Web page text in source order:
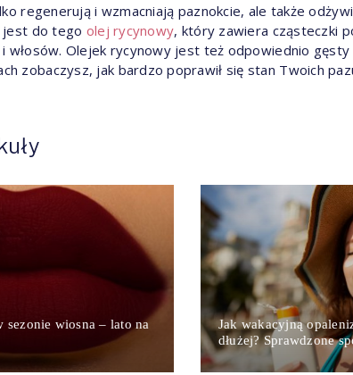
regenerują i wzmacniają paznokcie, ale także
jest do tego olej rycynowy, który zawiera cząsteczki
włosów. Olejek rycynowy jest też odpowiednio gęsty
zobaczysz, jak bardzo poprawił się stan Twoich
wiosna – lato na
Jak wakacyjną
dłużej? Sprawdzone